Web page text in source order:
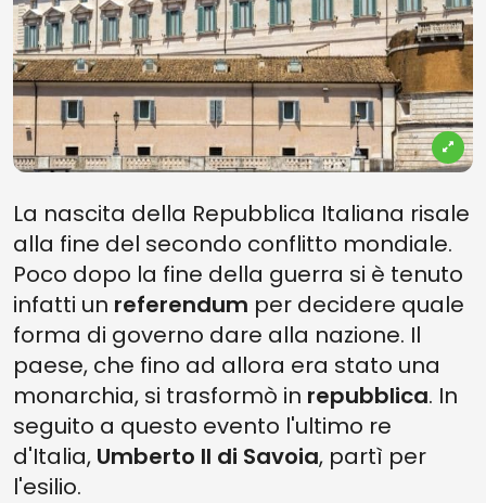
La nascita della Repubblica Italiana risale
alla fine del secondo conflitto mondiale.
Poco dopo la fine della guerra si è tenuto
infatti un referendum per decidere quale
forma di governo dare alla nazione. Il
paese, che fino ad allora era stato una
monarchia, si trasformò in repubblica. In
seguito a questo evento l'ultimo re
d'Italia, Umberto II di Savoia, partì per
l'esilio.